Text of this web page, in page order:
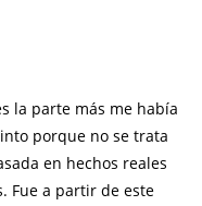
la parte más me había
porque no se trata
en hechos reales
Fue a partir de este